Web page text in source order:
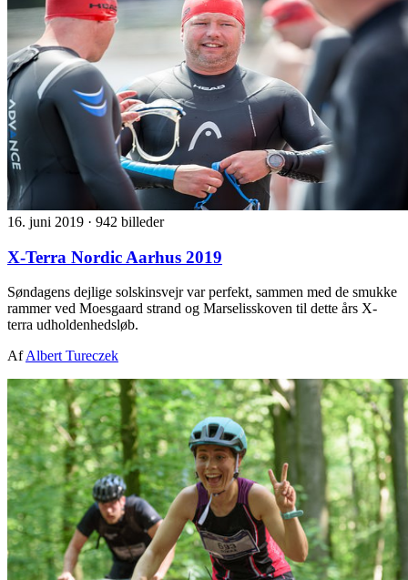
16. juni 2019 · 942 billeder
X-Terra Nordic Aarhus 2019
Søndagens dejlige solskinsvejr var perfekt, sammen med de smukke
rammer ved Moesgaard strand og Marselisskoven til dette års X-
terra udholdenhedsløb.
AfAlbert Tureczek